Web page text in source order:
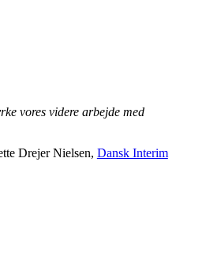
vores videre arbejde med
Drejer Nielsen, Dansk Interim